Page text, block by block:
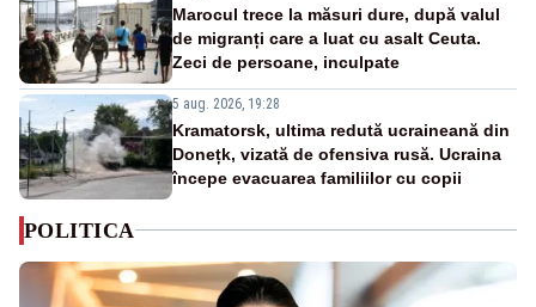
Marocul trece la măsuri dure, după valul
de migranți care a luat cu asalt Ceuta.
Zeci de persoane, inculpate
5 aug. 2026, 19:28
Kramatorsk, ultima redută ucraineană din
Donețk, vizată de ofensiva rusă. Ucraina
începe evacuarea familiilor cu copii
POLITICA